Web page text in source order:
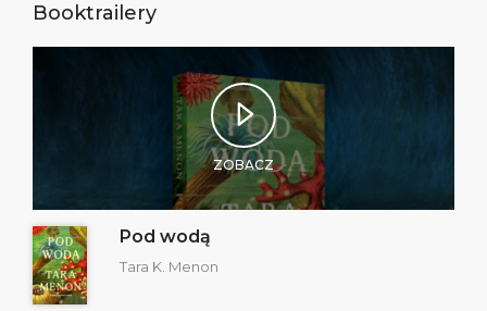
Booktrailery
ZOBACZ
Pod wodą
Tara K. Menon